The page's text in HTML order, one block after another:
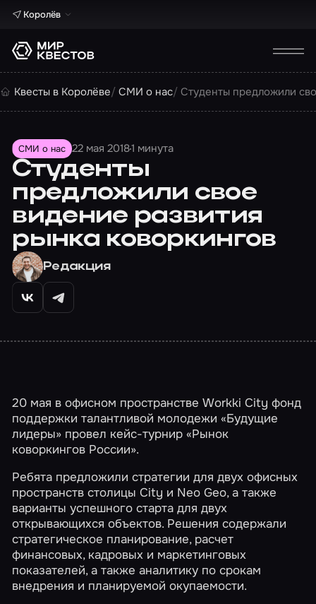
Королёв
Квесты в Королёве СМИ о нас Студенты предложили
СМИ о нас 22 мая 20181 минута
Студенты
предложили свое
видение развития
рынка коворкингов
Редакция
20 мая в офисном пространстве Workki City фонд
поддержки талантливой молодежи «Будущие
лидеры» провел кейс-турнир «Рынок
коворкингов России».
Ребята предложили стратегии для двух офисных
пространств столицы City и Neo Geo, а также
варианты успешного старта для двух
открывающихся объектов. Решения содержали
стратегическое планирование, расчет
финансовых, кадровых и маркетинговых
показателей, а также аналитику по срокам
внедрения и планируемой окупаемости.